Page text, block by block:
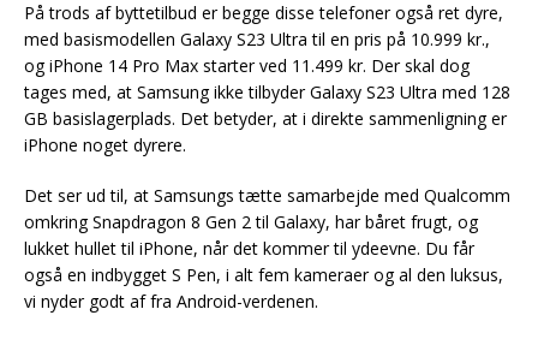
På trods af byttetilbud er begge disse telefoner også ret dyre,
med basismodellen Galaxy S23 Ultra til en pris på 10.999 kr.,
og iPhone 14 Pro Max starter ved 11.499 kr. Der skal dog
tages med, at Samsung ikke tilbyder Galaxy S23 Ultra med 128
GB basislagerplads. Det betyder, at i direkte sammenligning er
iPhone noget dyrere.
Det ser ud til, at Samsungs tætte samarbejde med Qualcomm
omkring Snapdragon 8 Gen 2 til Galaxy, har båret frugt, og
lukket hullet til iPhone, når det kommer til ydeevne. Du får
også en indbygget S Pen, i alt fem kameraer og al den luksus,
vi nyder godt af fra Android-verdenen.